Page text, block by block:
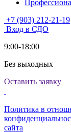
+7 (903) 212-21-19
Вход в СДО
9:00-18:00
Без выходных
Оставить заявку
Политика в
сайта